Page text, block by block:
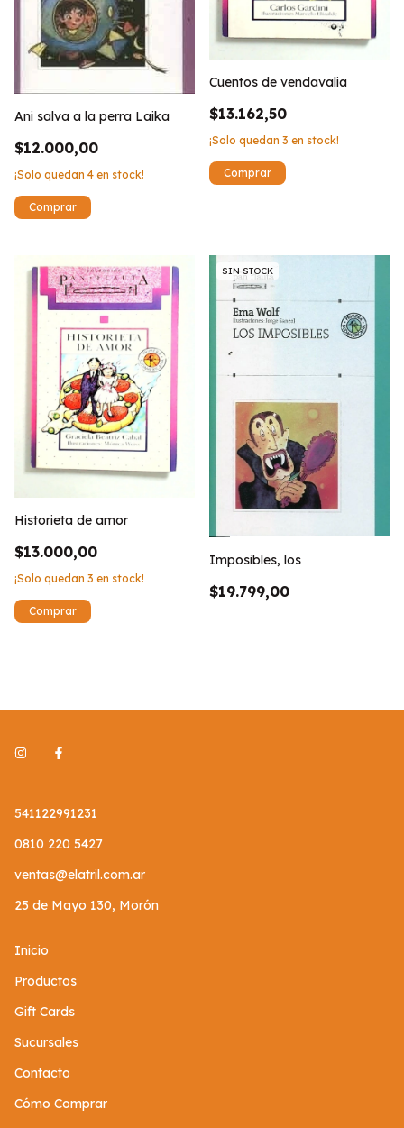
Ani salva a la perra Laika
$12.000,00
¡Solo quedan 4 en stock!
Cuentos de vendavalia
$13.162,50
¡Solo quedan 3 en stock!
Historieta de amor
$13.000,00
¡Solo quedan 3 en stock!
SIN STOCK
Imposibles, los
$19.799,00
541122991231
0810 220 5427
ventas@elatril.com.ar
25 de Mayo 130, Morón
Inicio
Productos
Gift Cards
Sucursales
Contacto
Cómo Comprar